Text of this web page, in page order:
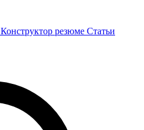
Конструктор резюме Статьи